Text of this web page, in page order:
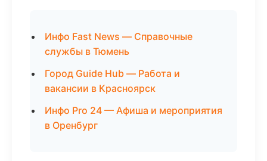
Инфо Fast News — Справочные
службы в Тюмень
Город Guide Hub — Работа и
вакансии в Красноярск
Инфо Pro 24 — Афиша и мероприятия
в Оренбург